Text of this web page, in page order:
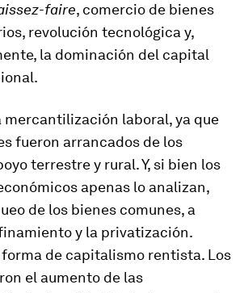
faire, comercio de bienes
revolución tecnológica y,
la dominación del capital
mercantilización laboral, ya que
fueron arrancados de los
terrestre y rural. Y, si bien los
apenas lo analizan,
de los bienes comunes, a
y la privatización.
forma de capitalismo rentista. Los
el aumento de las